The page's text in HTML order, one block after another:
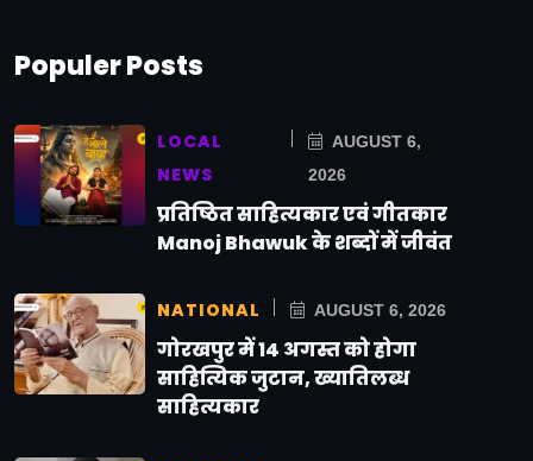
Populer Posts
LOCAL
NEWS
AUGUST 6,
2026
प्रतिष्ठित साहित्यकार एवं गीतकार
Manoj Bhawuk के शब्दों में जीवंत
NATIONAL AUGUST 6, 2026
गोरखपुर में 14 अगस्त को होगा
साहित्यिक जुटान, ख्यातिलब्ध
साहित्यकार